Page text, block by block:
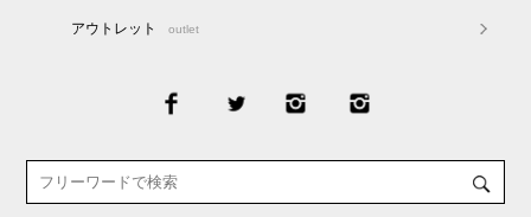
アウトレット outlet